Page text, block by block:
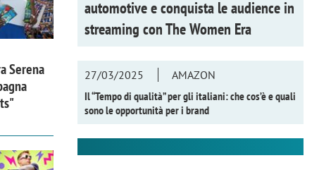
Serena
automotive e conquista le audience in
streaming conThe Women Era
27/03/2025
AMAZON
Il “Tempo di qualità” per gli italiani: che cos’è e quali
sono le opportunità per i brand